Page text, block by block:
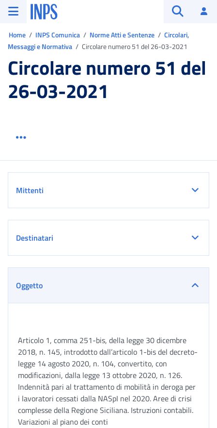
Vai al menu principale
Vai al contenuto principale
Vai al pie' di pagina
INPS ()
Home INPS Comunica Norme Atti e Sentenze
Circolari,
Messaggi e Normativa
Circolare numero 51 del 26-03-2021
Circolare numero 51 del
26-03-2021
Mittenti
Destinatari
Oggetto
Articolo 1, comma 251-bis, della legge 30 dicembre
2018, n. 145, introdotto dall’articolo 1-bis del decreto-
legge 14 agosto 2020, n. 104, convertito, con
modificazioni, dalla legge 13 ottobre 2020, n. 126.
Indennità pari al trattamento di mobilità in deroga per
i lavoratori cessati dalla NASpI nel 2020. Aree di crisi
complesse della Regione Siciliana. Istruzioni contabili.
Variazioni al piano dei conti